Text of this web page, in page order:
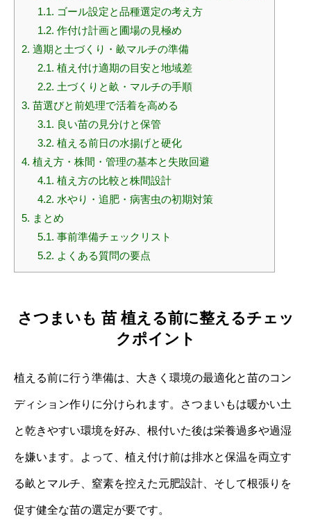
1.1. ゴール設定と品種選定の考え方
1.2. 作付け計画と圃場の見極め
2. 適期と土づくり・畝マルチの準備
2.1. 植え付け適期の目安と地域差
2.2. 土づくりと畝・マルチの手順
3. 苗選びと前処理で活着を高める
3.1. 良い苗の見分けと保管
3.2. 植える前日の水揚げと硬化
4. 植え方・株間・管理の基本と失敗回避
4.1. 植え方の比較と株間設計
4.2. 水やり・追肥・病害虫の初期対策
5. まとめ
5.1. 事前準備チェックリスト
5.2. よくある質問の要点
さつまいも 苗 植える前に整えるチェッ
クポイント
植える前に行う準備は、大きく環境の最適化と苗のコン
ディション作りに分けられます。さつまいもは暖かい土
と乾きやすい環境を好み、根付いた後は栄養過多や過湿
を嫌います。よって、植え付け前は排水と保温を両立す
る畝とマルチ、窒素を控えた元肥設計、そして根張りを
促す健全な苗の選定が要です。